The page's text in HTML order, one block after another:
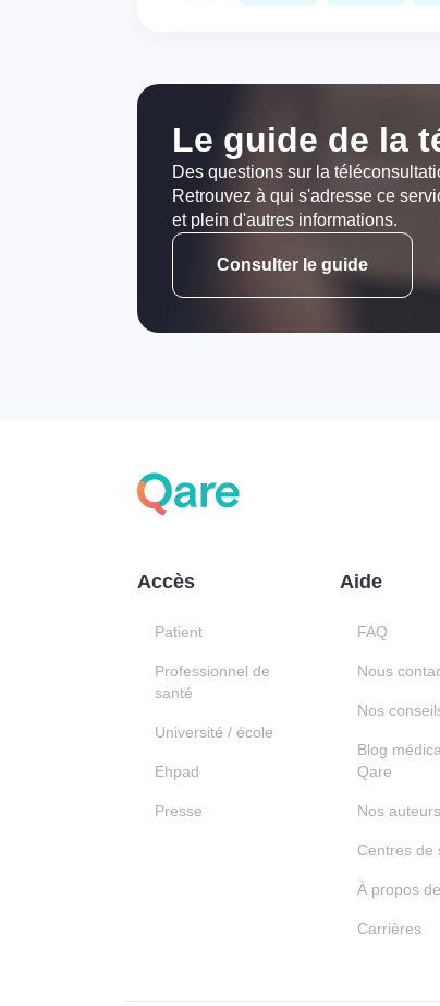
Le guide de la
Des questions sur la
Retrouvez à qui s'adresse ce
et plein d'autres informations.
Consulter le guide
Accès
Patient
Professionnel de
santé
Université / école
Ehpad
Presse
Aide
FAQ
Nous
Nos
Blog
Qare
Nos auteurs
Centres de
À propos
Carrières